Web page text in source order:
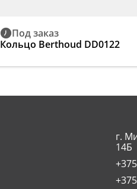
Под заказ
Кольцо Berthoud DD0122
г.
14Б